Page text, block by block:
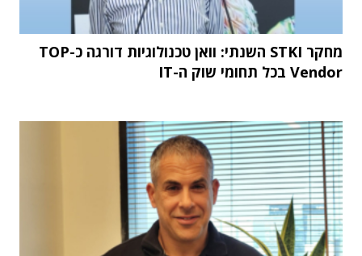
מחקר STKI השנתי: וואן טכנולוגיות דורגה כ-TOP
Vendor בכל תחומי שוק ה-IT